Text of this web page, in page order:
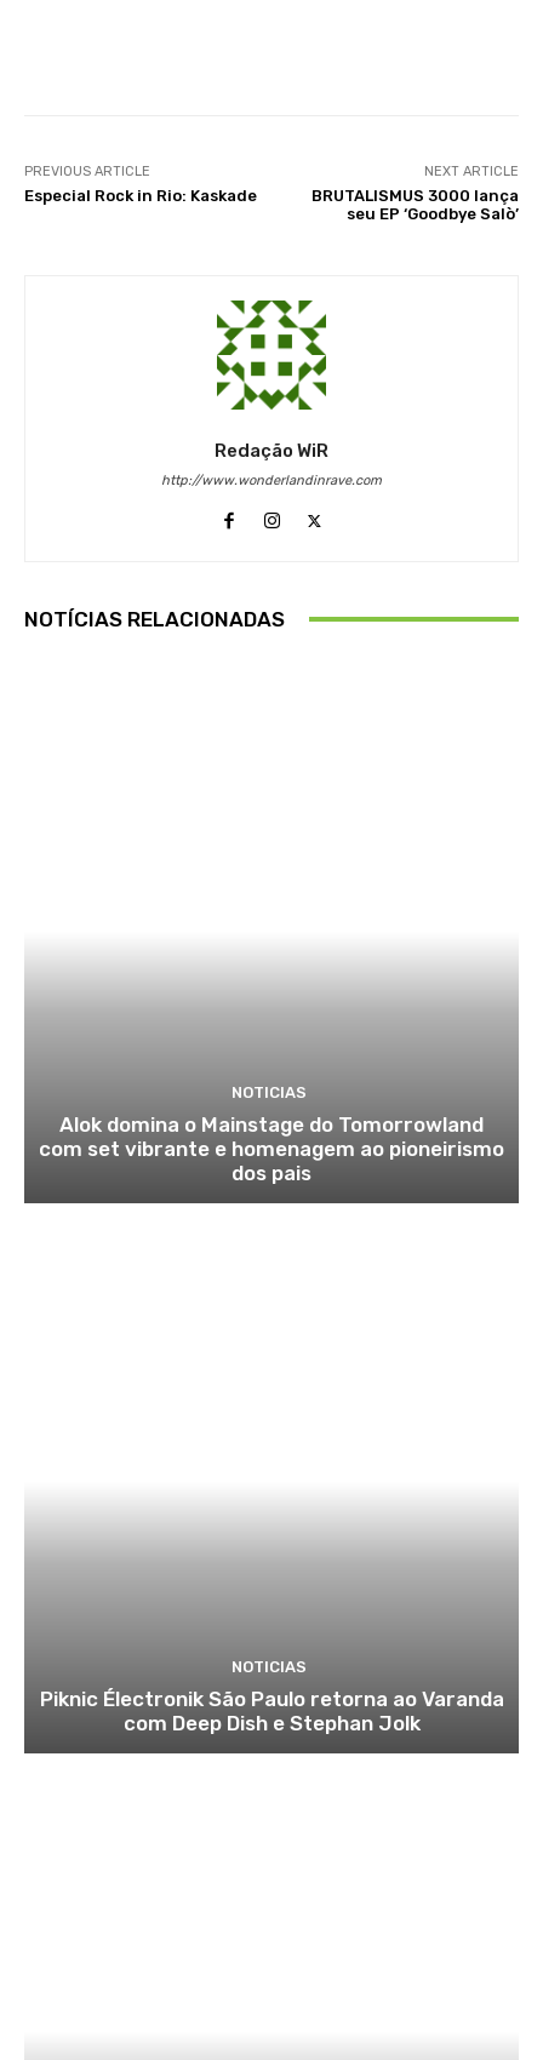
PREVIOUS ARTICLE
Especial Rock in Rio: Kaskade
NEXT ARTICLE
BRUTALISMUS 3000 lança
seu EP ‘Goodbye Salò’
Redação WiR
http://www.wonderlandinrave.com
NOTÍCIAS RELACIONADAS
NOTICIAS
Alok domina o Mainstage do Tomorrowland
com set vibrante e homenagem ao pioneirismo
dos pais
NOTICIAS
Piknic Électronik São Paulo retorna ao Varanda
com Deep Dish e Stephan Jolk